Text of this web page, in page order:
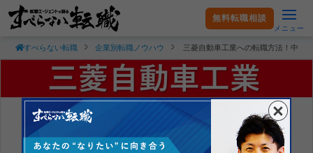
無料転職相談
メニュー
すべらない転職 企業別転職ノウハウ 三菱自動車工業への転職方法！中途